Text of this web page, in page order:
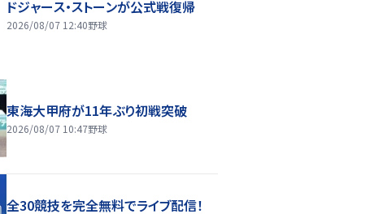
ドジャース・ストーンが公式戦復帰
2026/08/07 12:40野球
東海大甲府が11年ぶり初戦突破
2026/08/07 10:47野球
全30競技を完全無料でライブ配信！